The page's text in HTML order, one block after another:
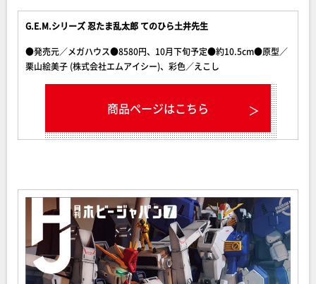
G.E.M.シリーズ 忍たま乱太郎 てのひら土井先生
●発売元／メガハウス●8580円、10月下旬予定●約10.5cm●原型／
栗山絵美子 (株式会社エムアイシー)、彩色／えこし
商品ページはこちら